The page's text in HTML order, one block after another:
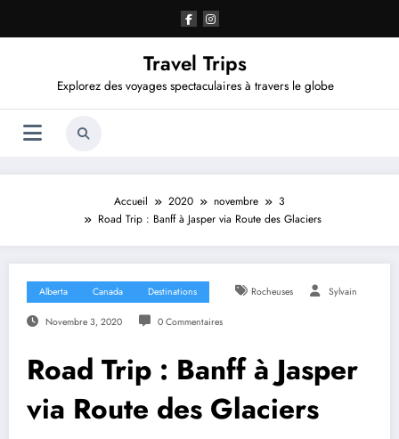
contenu
Travel Trips
Explorez des voyages spectaculaires à travers le globe
Accueil 2020 novembre
3
Road Trip : Banff à Jasper via Route des Glaciers
Alberta Canada Destinations Rocheuses Sylvain
Novembre 3, 2020 0 Commentaires
Road Trip : Banff à Jasper
via Route des Glaciers